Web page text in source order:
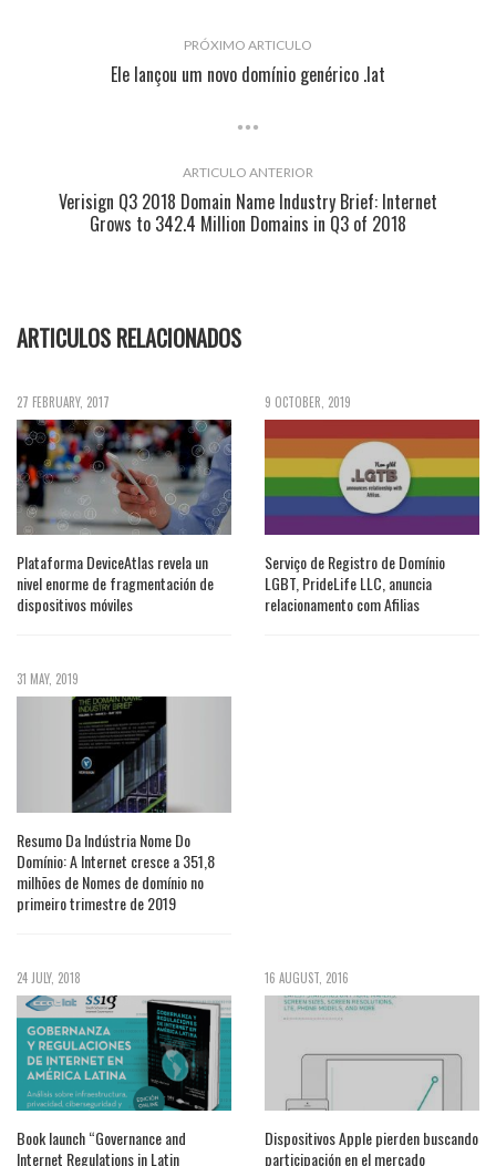
PRÓXIMO ARTICULO
Ele lançou um novo domínio genérico .lat
ARTICULO ANTERIOR
Verisign Q3 2018 Domain Name Industry Brief: Internet
Grows to 342.4 Million Domains in Q3 of 2018
ARTICULOS RELACIONADOS
27 FEBRUARY, 2017
Plataforma DeviceAtlas revela un
nivel enorme de fragmentación de
dispositivos móviles
9 OCTOBER, 2019
Serviço de Registro de Domínio
LGBT, PrideLife LLC, anuncia
relacionamento com Afilias
31 MAY, 2019
Resumo Da Indústria Nome Do
Domínio: A Internet cresce a 351,8
milhões de Nomes de domínio no
primeiro trimestre de 2019
24 JULY, 2018
Book launch “Governance and
Internet Regulations in Latin
16 AUGUST, 2016
Dispositivos Apple pierden buscando
participación en el mercado